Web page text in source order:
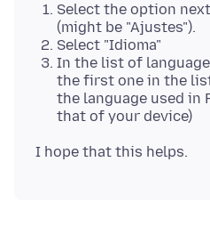
Select the option
(might be "Ajustes").
Select "Idioma"
In the list of
the first one in the
the language used in
that of your device)